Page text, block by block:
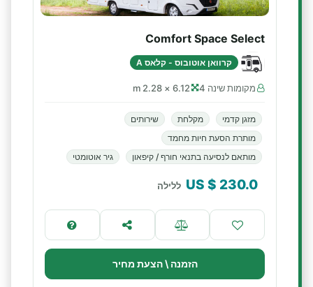
Comfort Space Select
קרוואן אוטובוס - קלאס A
מקומות שינה 4 6.12 × 2.28 m
מזגן קדמי מקלחת
שירותים
מותרת הסעת חיות מחמד
מותאם לנסיעה בתנאי חורף / קיפאון
גיר אוטומטי
230.0
$ US ללילה
הזמנה \ הצעת מחיר